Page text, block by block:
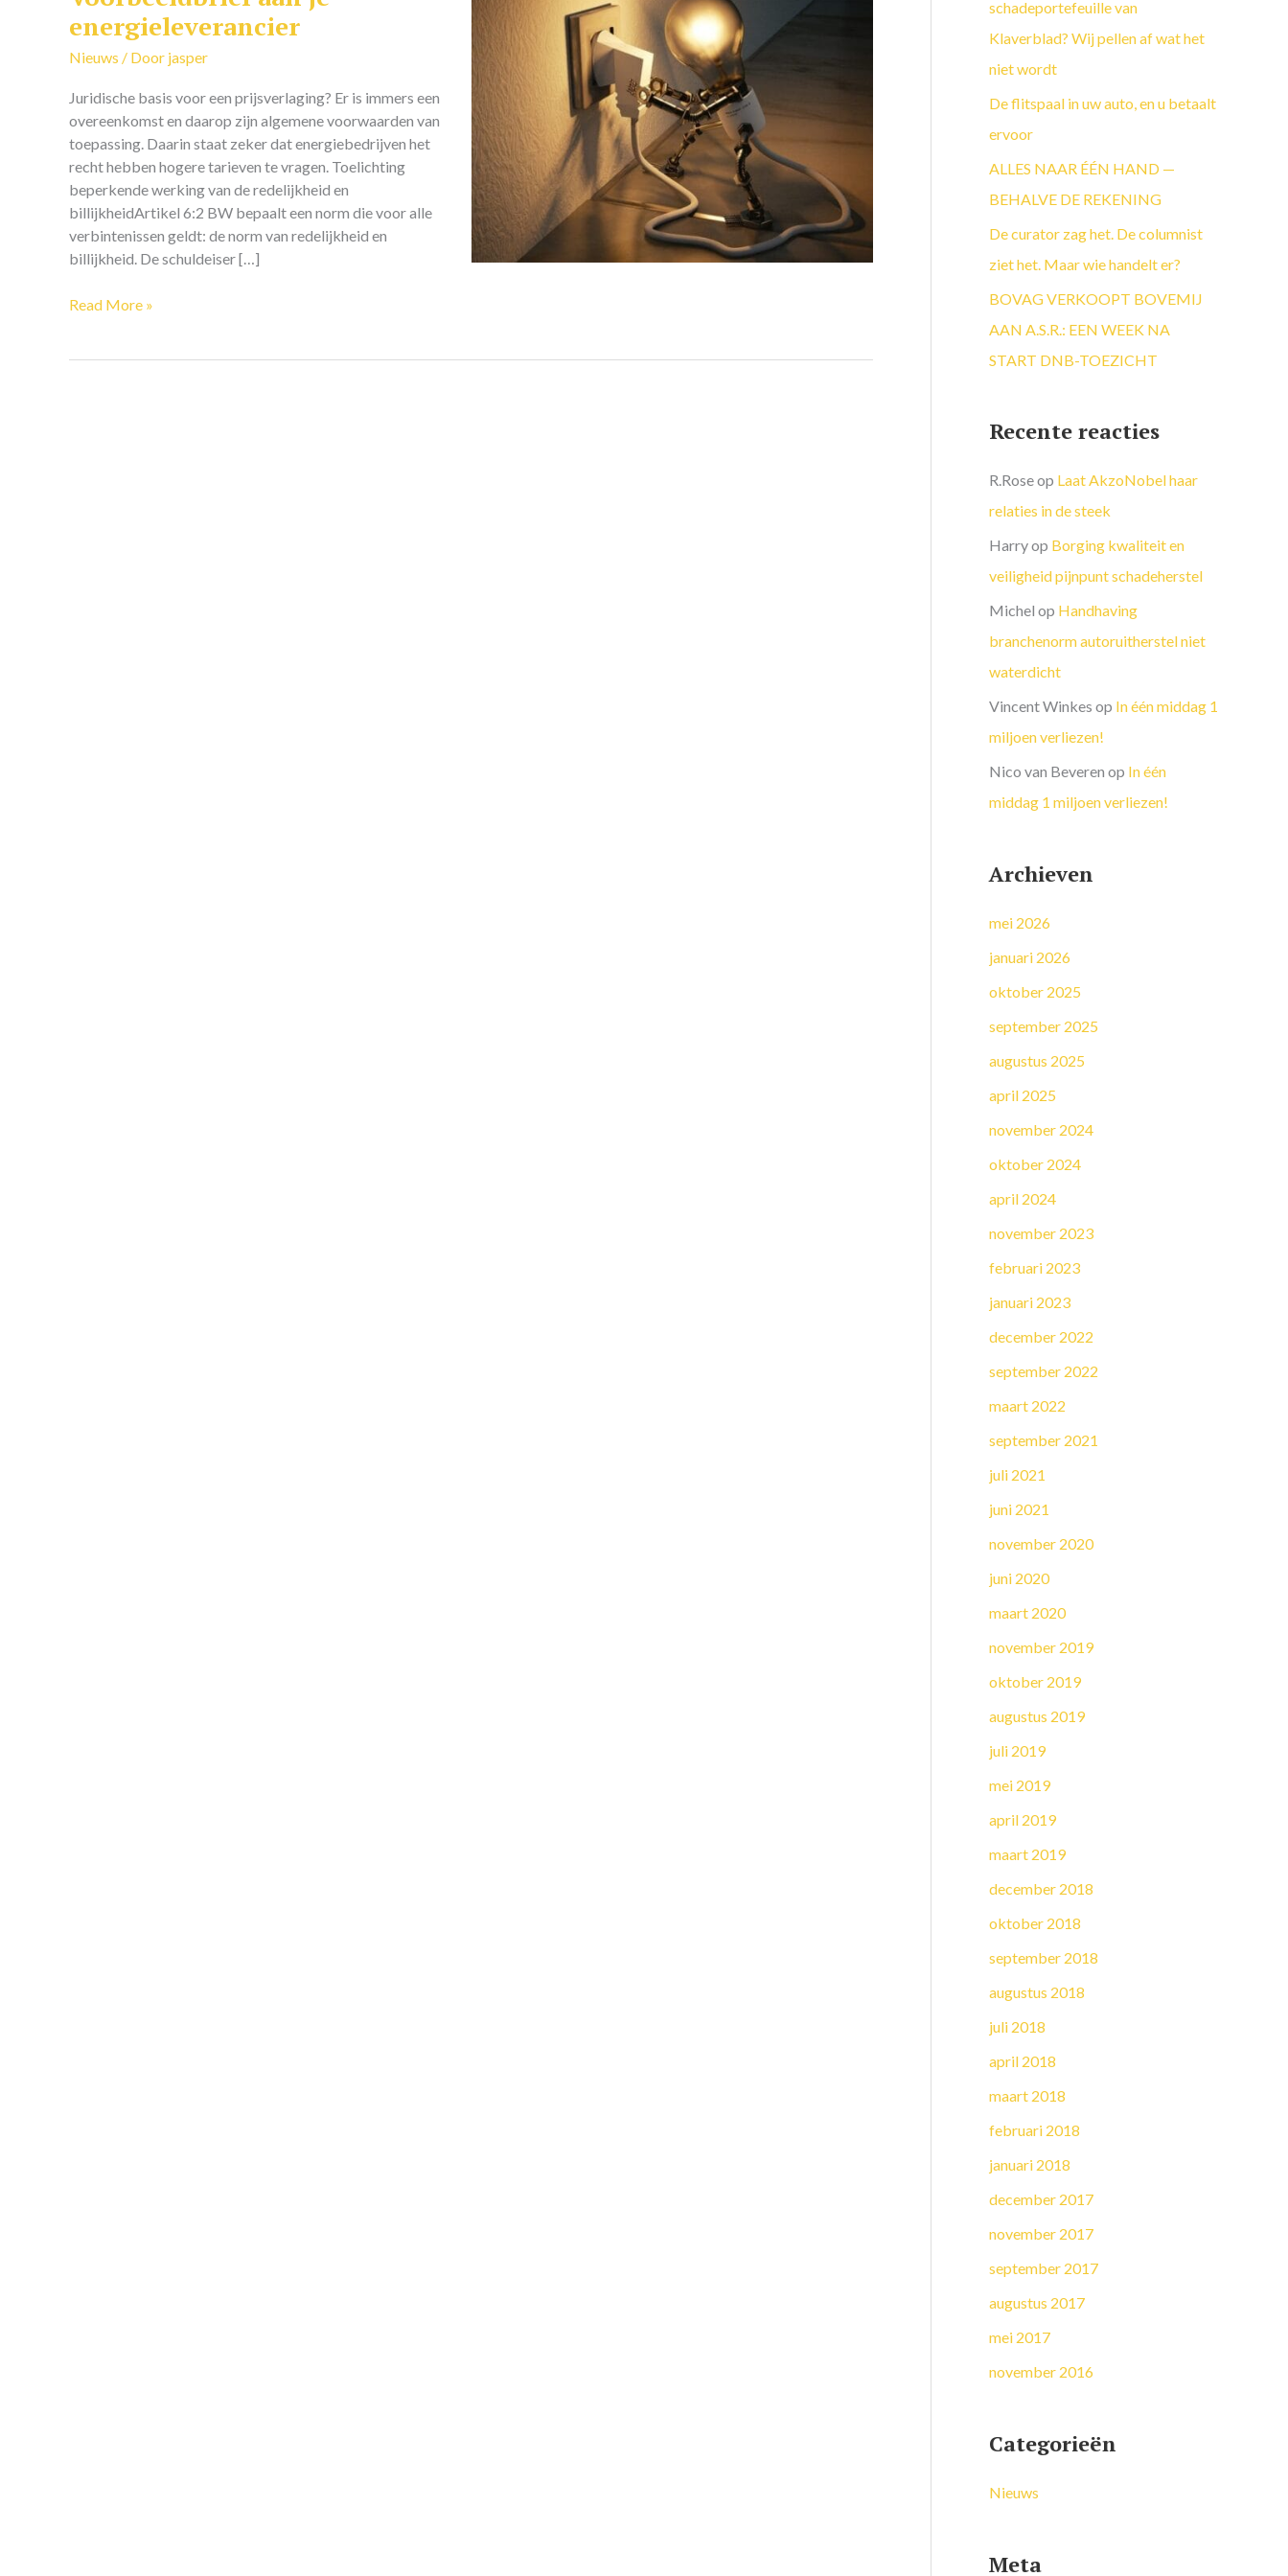
energieleverancier
Nieuws / Door jasper
Juridische basis voor een prijsverlaging? Er is immers een
overeenkomst en daarop zijn algemene voorwaarden van
toepassing. Daarin staat zeker dat energiebedrijven het
recht hebben hogere tarieven te vragen. Toelichting
beperkende werking van de redelijkheid en
billijkheidArtikel 6:2 BW bepaalt een norm die voor alle
verbintenissen geldt: de norm van redelijkheid en
billijkheid. De schuldeiser […]
je
energieleverancier
Read More »
a
a
r
:
schadeportefeuille van
Klaverblad? Wij pellen af wat het
niet wordt
De flitspaal in uw auto, en u betaalt
ervoor
ALLES NAAR ÉÉN HAND —
BEHALVE DE REKENING
De curator zag het. De columnist
ziet het. Maar wie handelt er?
BOVAG VERKOOPT BOVEMIJ
AAN A.S.R.: EEN WEEK NA
START DNB-TOEZICHT
Recente reacties
R.Roseop Laat AkzoNobel haar
relaties in de steek
Harryop Borging kwaliteit en
veiligheid pijnpunt schadeherstel
Michel op Handhaving
branchenorm autoruitherstel niet
waterdicht
Vincent Winkes op In één middag 1
miljoen verliezen!
Nico van Beveren op In één
middag 1 miljoen verliezen!
Archieven
mei 2026
januari 2026
oktober 2025
september 2025
augustus 2025
april 2025
november 2024
oktober 2024
april 2024
november 2023
februari 2023
januari 2023
december 2022
september 2022
maart 2022
september 2021
juli 2021
juni 2021
november 2020
juni 2020
maart 2020
november 2019
oktober 2019
augustus 2019
juli 2019
mei 2019
april 2019
maart 2019
december 2018
oktober 2018
september 2018
augustus 2018
juli 2018
april 2018
maart 2018
februari 2018
januari 2018
december 2017
november 2017
september 2017
augustus 2017
mei 2017
november 2016
Categorieën
Nieuws
Meta